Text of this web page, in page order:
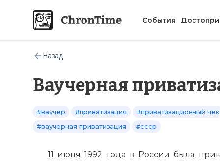
События
Назад
Ваучерная
#ваучер #приватизация
#приватизационный чек
#ваучерная приватизация
#ссср
11 июня 1992 года в России была